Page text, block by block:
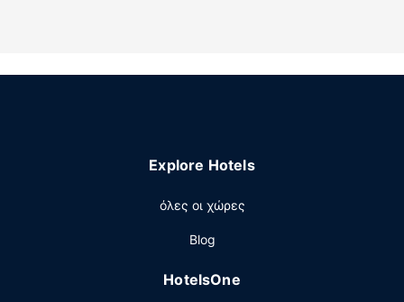
προσφέρονται, όπως εξωτερική πισίνα και γυμναστήριο
Χαλαρώστε στο τέλος της μέρας με ένα ποτό στο
καθημερινά μεταξύ 6:00 π.μ. - 10:00 π.μ..
Explore Hotels
όλες οι χώρες
Blog
HotelsOne